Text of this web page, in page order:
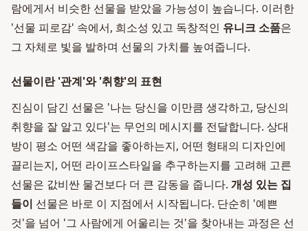
람에게서 비슷한 선물을 받았을 가능성이 높습니다. 이러한
'선물 피로감' 속에서, 희소성 있고 독창적인 유니크 소품은
그 자체로 빛을 발하며 선물의 가치를 높여줍니다.
선물이란 '관계'와 '취향'의 표현
진심이 담긴 선물은 '나는 당신을 이만큼 생각하고, 당신의
취향을 잘 알고 있다'는 무언의 메시지를 전달합니다. 상대
방이 평소 어떤 색감을 좋아하는지, 어떤 형태의 디자인에
끌리는지, 어떤 라이프스타일을 추구하는지를 고려해 고른
선물은 값비싼 물건보다 더 큰 감동을 줍니다. 개성 있는 집
들이 선물은 바로 이 지점에서 시작됩니다. 단순히 '예쁜
것'을 넘어 '그 사람에게 어울리는 것'을 찾아내는 과정은 선